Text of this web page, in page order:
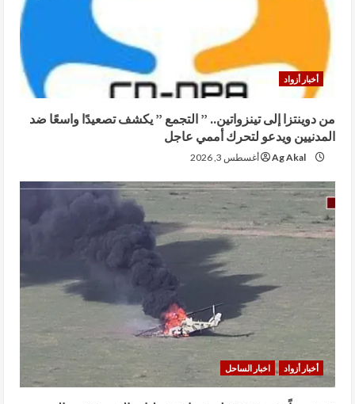
أخبار أزواد
من دوينتزا إلى تينزواتين.. ” التجمع ” يكشف تصعيدًا واسعًا ضد
المدنيين ويدعو لتحرك أممي عاجل
Ag Akal أغسطس 3, 2026
أخبار أزواد اخبار الساحل